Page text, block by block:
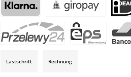
Klarna (via Stripe)Giropay (via Stripe)
Lastschrift Rechnung